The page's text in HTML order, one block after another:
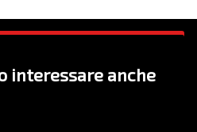
interessare anche